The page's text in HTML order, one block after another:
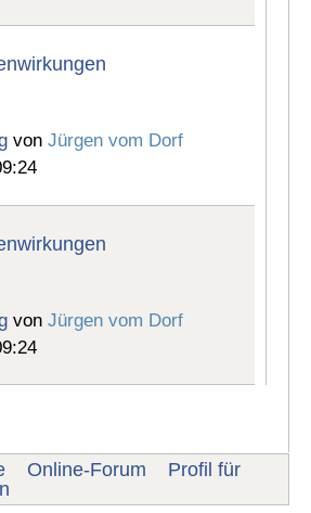
vonJürgen vom Dorf
vonJürgen vom Dorf
Online-Forum
Profil für